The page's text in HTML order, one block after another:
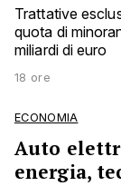
Trattative
quota di
miliardi di euro
18 ore
ECONOMIA
Auto
energia,